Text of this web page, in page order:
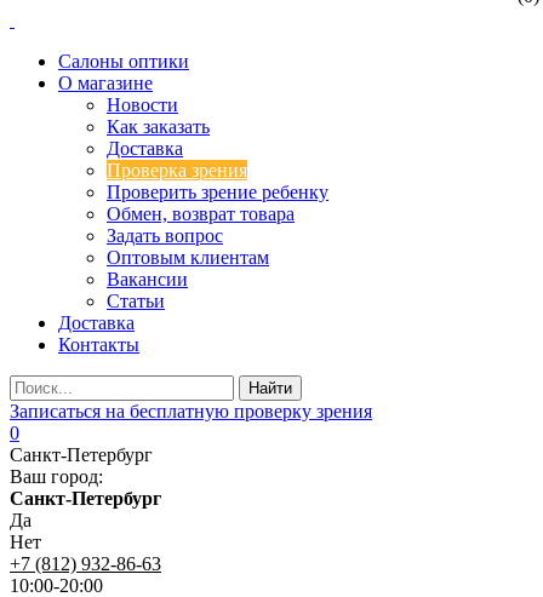
Салоны оптики
О магазине
Новости
Как заказать
Доставка
Проверка зрения
Проверить зрение ребенку
Обмен, возврат товара
Задать вопрос
Оптовым клиентам
Вакансии
Статьи
Доставка
Контакты
Записаться на бесплатную проверку зрения
0
Санкт-Петербург
Ваш город:
Санкт-Петербург
Да
Нет
+7 (812) 932-86-63
10:00-20:00